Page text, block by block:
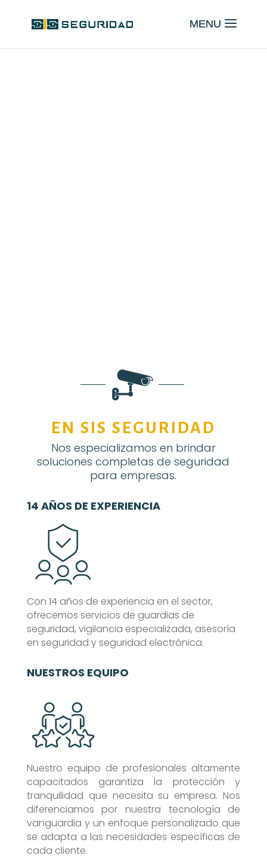
EN SIS SEGURIDAD
Nos especializamos en brindar
soluciones completas de seguridad
para empresas.
14 AÑOS DE EXPERIENCIA
Con 14 años de experiencia en el sector,
ofrecemos servicios de guardias de
seguridad, vigilancia especializada, asesoría
en seguridad y seguridad electrónica.
NUESTROS EQUIPO
Nuestro equipo de profesionales altamente
capacitados garantiza la protección y
tranquilidad que necesita su empresa. Nos
diferenciamos por nuestra tecnología de
vanguardia y un enfoque personalizado que
se adapta a las necesidades específicas de
cada cliente.